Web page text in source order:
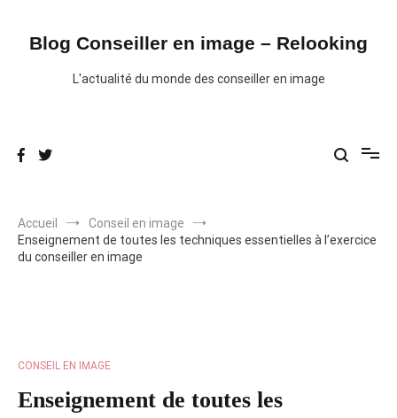
contenuBlog Conseiller en image – Relooking
L'actualité du monde des conseiller en image
Accueil
Conseil en image
Enseignement de toutes les techniques essentielles à l’exercice
du conseiller en image
CONSEIL EN IMAGE
Enseignement de toutes les